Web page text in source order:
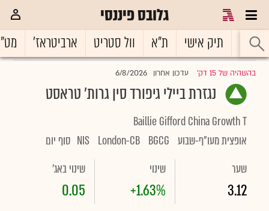
גלובס פיננסי
ראשי תיק אישי ת"א וול סטריט ארביטראז'
בהשהיה של 15 דק' |עדכון אחרון 6/8/2026
נגזרת ביילי גיפורד סין גרות' טראסט
Baillie Gifford China Growth T
אופצית מעו"ף-שבוע BGCG
London-CB
NIS סוף יום
שער
3.12
שינוי
+1.63%
שינוי באג'
0.05